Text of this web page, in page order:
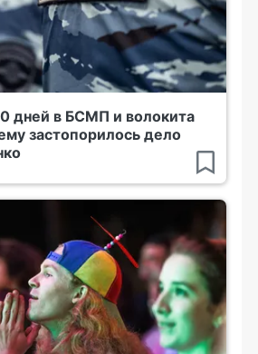
дней в БСМП и волокита
застопорилось дело